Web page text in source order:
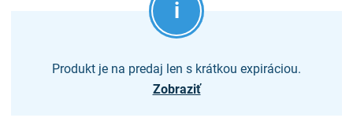
Produkt je na predaj len s krátkou expiráciou.
Zobraziť